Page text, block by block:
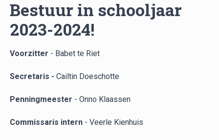
Bestuur in schooljaar
2023-2024!
Voorzitter - Babet te Riet
Secretaris - Cailtin Doeschotte
Penningmeester - Onno Klaassen
Commissaris intern - Veerle Kienhuis